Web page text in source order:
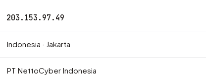
203.153.97.49
Indonesia · Jakarta
PT NettoCyber Indonesia